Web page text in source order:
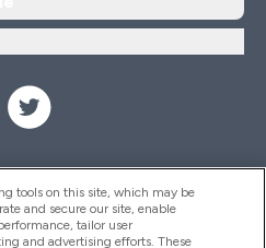
tools on this site, which may be
and secure our site, enable
tailor user
and advertising efforts. These